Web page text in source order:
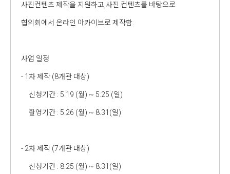
사진컨텐츠 제작을 지원하고,사진 컨텐츠를 바탕으로
협의회에서 온라인 아카이브로 제작함.
사업 일정
- 1차 제작 (8개관 대상)
신청기간 : 5.19 (월) ~ 5.25 (일)
촬영기간 : 5.26 (월) ~ 8.31(일)
- 2차 제작 (7개관 대상)
신청기간 : 8.25 (월) ~ 8.31(일)